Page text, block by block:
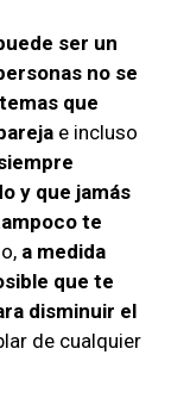
ser un
no se
que
e incluso
y que jamás
te
a medida
que te
disminuir el
de cualquier